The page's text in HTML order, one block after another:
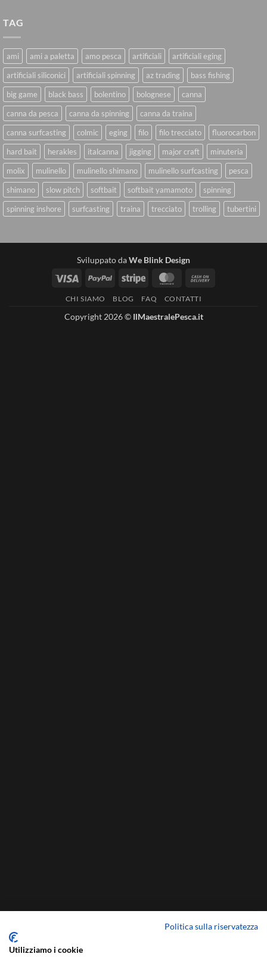
TAG
ami ami a paletta amo pesca artificiali
artificiali eging
artificiali siliconici
artificiali spinning az trading
bass fishing
big game
black bass bolentino bolognese
canna
canna da pesca
canna da spinning
canna da traina
canna surfcasting
colmic eging filo filo trecciato
fluorocarbon
hard bait
herakles italcanna jigging major craft
minuteria
molix
mulinello mulinello shimano mulinello surfcasting
pesca
shimano
slow pitch softbait softbait yamamoto
spinning
spinning inshore
surfcasting traina trecciato trolling tubertini
Sviluppato daWe Blink Design
Visa
PayPal Stripe MasterCard
CHI SIAMO BLOG FAQ CONTATTI
Copyright 2026 © IlMaestralePesca.it
Politica sulla riservatezza
Utilizziamo i cookie